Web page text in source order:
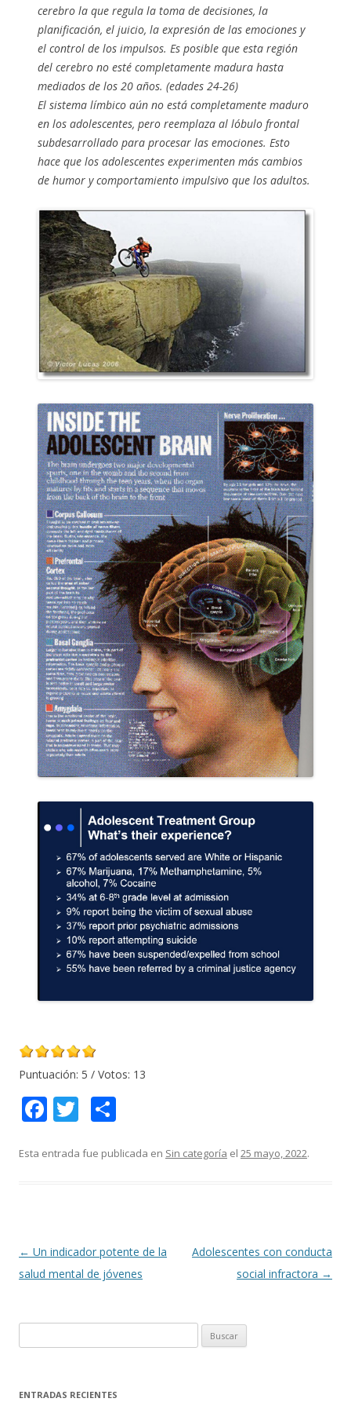
cerebro la que regula la toma de decisiones, la
planificación, el juicio, la expresión de las emociones y
el control de los impulsos. Es posible que esta región
del cerebro no esté completamente madura hasta
mediados de los 20 años. (edades 24-26)
El sistema límbico aún no está completamente maduro
en los adolescentes, pero reemplaza al lóbulo frontal
subdesarrollado para procesar las emociones. Esto
hace que los adolescentes experimenten más cambios
de humor y comportamiento impulsivo que los adultos.
Puntuación: 5 / Votos: 13
F
e
k
T
itt m
r
Esta entrada fue publicada en Sin categoría el 25 mayo, 2022.
Navegación
de
← Un indicador potente de la
salud mental de jóvenes
Adolescentes con conducta
social infractora →
u
c
ENTRADAS RECIENTES